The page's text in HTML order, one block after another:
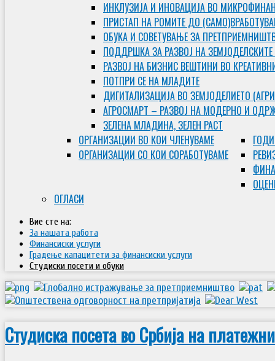
ИНКЛУЗИЈА И ИНОВАЦИЈА ВО
ПРИСТАП НА РОМИТЕ ДО
ОБУКА И СОВЕТУВАЊЕ ЗА
ПОДДРШКА ЗА РАЗВОЈ НА
РАЗВОЈ НА БИЗНИС ВЕШТИНИ ВО
ПОТПРИ СЕ НА МЛАДИТЕ
ДИГИТАЛИЗАЦИЈА ВО ЗЕМЈОДЕЛИЕТО
АГРОСМАРТ – РАЗВОЈ НА МОДЕРНО И
ЗЕЛЕНА МЛАДИНА, ЗЕЛЕН РАСТ
ОРГAНИЗАЦИИ ВО КОИ ЧЛЕНУВАМЕ
ОРГАНИЗАЦИИ СО КОИ СОРАБОТУВАМЕ
ОГЛАСИ
Вие сте на:
За нашата работа
Финансиски услуги
Градење капацитети за финансиски услуги
Студиски посети и обуки
Студиска посета во Србија на